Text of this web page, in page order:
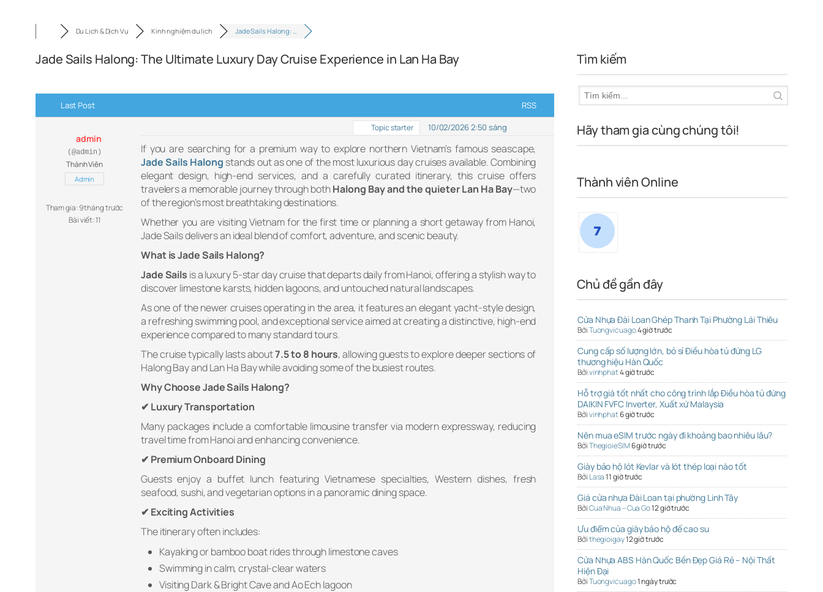
Du Lịch & Dịch Vụ Kinh nghiệm du lịch Jade Sails Halong: …
Jade Sails Halong: The Ultimate Luxury Day Cruise Experience in Lan Ha Bay
Last Post RSS
admin
(@admin)
Thành Viên
Admin
Tham gia: 9 tháng trước
Bài viết: 11
Topic starter 10/02/2026 2:50 sáng
If you are searching for a premium way to explore northern Vietnam’s famous seascape,
Jade Sails Halong stands out as one of the most luxurious day cruises available. Combining
elegant design, high-end services, and a carefully curated itinerary, this cruise offers
travelers a memorable journey through bothHalong Bay and the quieter Lan Ha Bay—two
of the region’s most breathtaking destinations.
Whether you are visiting Vietnam for the first time or planning a short getaway from Hanoi,
Jade Sails delivers an ideal blend of comfort, adventure, and scenic beauty.
What is Jade Sails Halong?
Jade Sails is a luxury 5-star day cruise that departs daily from Hanoi, offering a stylish way to
discover limestone karsts, hidden lagoons, and untouched natural landscapes.
As one of the newer cruises operating in the area, it features an elegant yacht-style design,
a refreshing swimming pool, and exceptional service aimed at creating a distinctive, high-end
experience compared to many standard tours.
The cruise typically lasts about7.5 to 8 hours, allowing guests to explore deeper sections of
Halong Bay and Lan Ha Bay while avoiding some of the busiest routes.
Why Choose Jade Sails Halong?
✔ Luxury Transportation
Many packages include a comfortable limousine transfer via modern expressway, reducing
travel time from Hanoi and enhancing convenience.
✔ Premium Onboard Dining
Guests enjoy a buffet lunch featuring Vietnamese specialties, Western dishes, fresh
seafood, sushi, and vegetarian options in a panoramic dining space.
✔ Exciting Activities
The itinerary often includes:
Kayaking or bamboo boat rides through limestone caves
Swimming in calm, crystal-clear waters
Visiting Dark & Bright Cave and Ao Ech lagoon
Tìm kiếm
Hãy tham gia cùng chúng tôi!
Thành viên Online
Chủ đề gần đây
Cửa Nhựa Đài Loan Ghép Thanh Tại Phường Lái Thiêu
BởiTuongvicuago4 giờ trước
Cung cấp số lượng lớn, bỏ sỉ Điều hòa tủ đứng LG
thương hiệu Hàn Quốc
Bởivinhphat4 giờ trước
Hỗ trợ giá tốt nhất cho công trình lắp Điều hòa tủ đứng
DAIKIN FVFC Inverter, Xuất xứ Malaysia
Bởivinhphat6 giờ trước
Nên mua eSIM trước ngày đi khoảng bao nhiêu lâu?
BởiThegioieSIM6 giờ trước
Giày bảo hộ lót Kevlar và lót thép loại nào tốt
Bởi Lasa11 giờ trước
Giá cửa nhựa Đài Loan tại phường Linh Tây
BởiCua Nhua – Cua Go12 giờ trước
Ưu điểm của giày bảo hộ đế cao su
Bởithegioigay12 giờ trước
Cửa Nhựa ABS Hàn Quốc Bền Đẹp Giá Rẻ – Nội Thất
Hiện Đại
BởiTuongvicuago1 ngày trước